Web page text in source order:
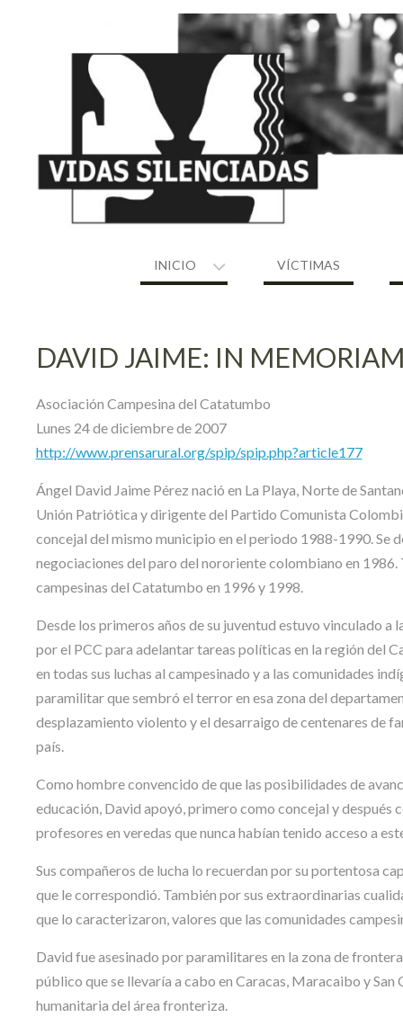
INICIO VÍCTIMAS
DAVID JAIME: IN
Asociación Campesina del Catatumbo
Lunes 24 de diciembre de 2007
http://www.prensarural.org/spip/spip.php?article177
Ángel David Jaime Pérez nació en La Playa, Norte de
Unión Patriótica y dirigente del Partido Comunista
concejal del mismo municipio en el periodo 1988-1990. Se
negociaciones del paro del nororiente colombiano en
campesinas del Catatumbo en 1996 y 1998.
Desde los primeros años de su juventud estuvo vinculado
por el PCC para adelantar tareas políticas en la región del
en todas sus luchas al campesinado y a las comunidades
paramilitar que sembró el terror en esa zona del
desplazamiento violento y el desarraigo de centenares de
país.
Como hombre convencido de que las posibilidades de
educación, David apoyó, primero como concejal y después
profesores en veredas que nunca habían tenido acceso a
Sus compañeros de lucha lo recuerdan por su portentosa
que le correspondió. También por sus extraordinarias
que lo caracterizaron, valores que las comunidades
David fue asesinado por paramilitares en la zona de
público que se llevaría a cabo en Caracas, Maracaibo y
humanitaria del área fronteriza.